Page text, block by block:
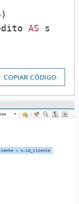
AS s
COPIAR CÓDIGO